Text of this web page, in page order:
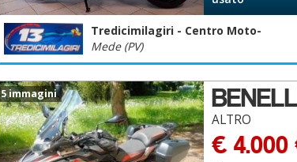
Tredicimilagiri - Centro Moto-
Mede (PV)
5 immagini
ALTRO
€ 4.000